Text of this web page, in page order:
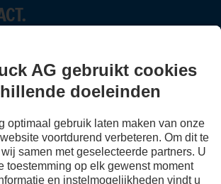
Trucks op onze digitale kanalen.